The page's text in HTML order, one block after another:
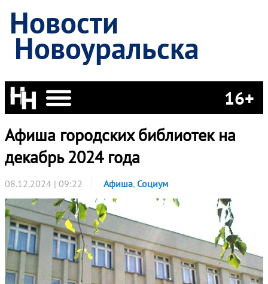
Новости
Новоуральска
16+
Афиша городских библиотек на
декабрь 2024 года
08.12.2024 | 09:22 Афиша, Социум